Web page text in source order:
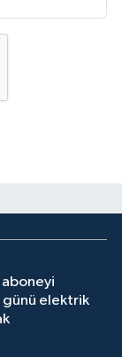
elektrik